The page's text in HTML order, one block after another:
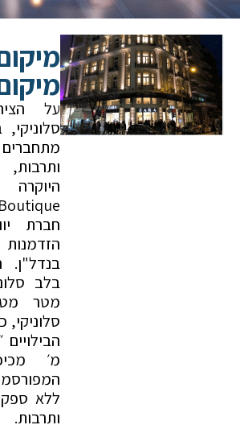
על
חברת
הזדמנות
בנדל"ן.
מטר
מ׳
ללא ספק
ותרבות.